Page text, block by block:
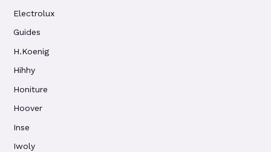
Electrolux
Guides
H.Koenig
Hihhy
Honiture
Hoover
Inse
Iwoly